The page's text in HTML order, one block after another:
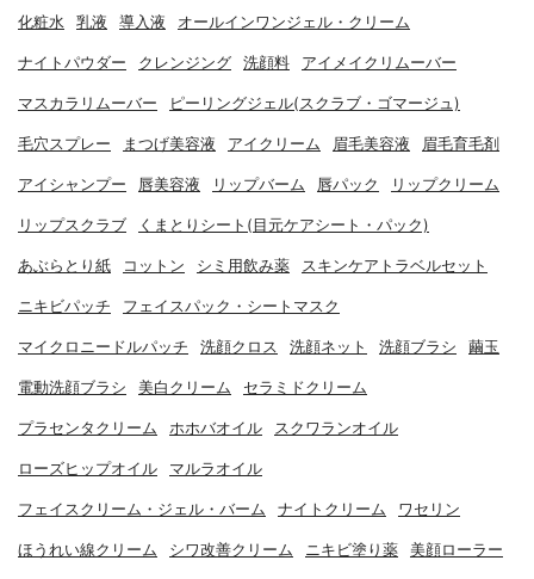
化粧水 乳液 導入液 オールインワンジェル・クリーム
ナイトパウダー クレンジング 洗顔料 アイメイクリムーバー
マスカラリムーバー ピーリングジェル(スクラブ・ゴマージュ)
毛穴スプレー まつげ美容液 アイクリーム 眉毛美容液 眉毛育毛剤
アイシャンプー 唇美容液 リップバーム 唇パック リップクリーム
リップスクラブ くまとりシート(目元ケアシート・パック)
あぶらとり紙 コットン シミ用飲み薬 スキンケアトラベルセット
ニキビパッチ フェイスパック・シートマスク
マイクロニードルパッチ 洗顔クロス 洗顔ネット 洗顔ブラシ 繭玉
電動洗顔ブラシ 美白クリーム セラミドクリーム
プラセンタクリーム ホホバオイル スクワランオイル
ローズヒップオイル マルラオイル
フェイスクリーム・ジェル・バーム ナイトクリーム ワセリン
ほうれい線クリーム シワ改善クリーム ニキビ塗り薬 美顔ローラー